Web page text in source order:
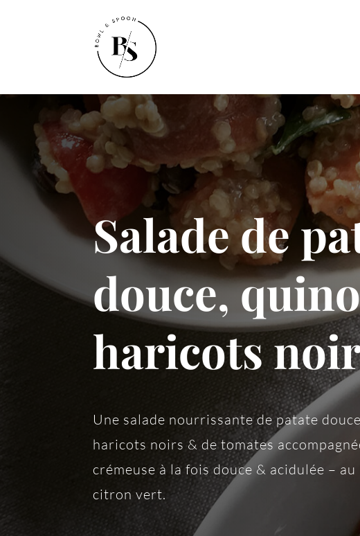
Salade de
douce,
haricots
Une salade nourrissante de patate
haricots noirs & de tomates
crémeuse à la fois douce & acidulée –
citron vert.